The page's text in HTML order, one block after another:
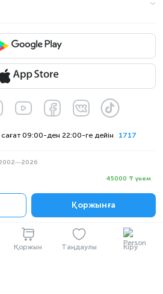
Қоржын Таңдаулы Кіру
45000 ₸ үнем
Қоржынға
1717
сағат 09:00-ден 22:00-ге дейін